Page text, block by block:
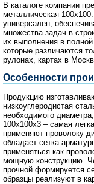
В каталоге компании
металлическая
универсален,
множества задач в
их выполнения в
которые различаются
рулонах, картах в
Особенности
Продукцию
низкоуглеродистая
необходимого
100х100х3 – самая
применяют проволоку
обладает сетка
применяться как
мощную конструкцию.
прочной формируется
образцы реализуют в